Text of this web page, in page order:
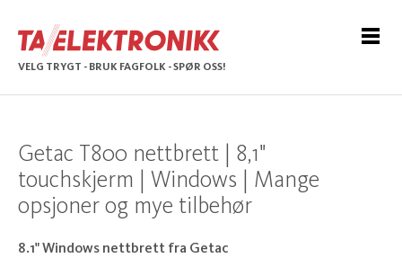
VELG TRYGT - BRUK FAGFOLK - SPØR OSS!
Getac T800 nettbrett | 8,1"
touchskjerm | Windows | Mange
opsjoner og mye tilbehør
8.1" Windows nettbrett fra Getac